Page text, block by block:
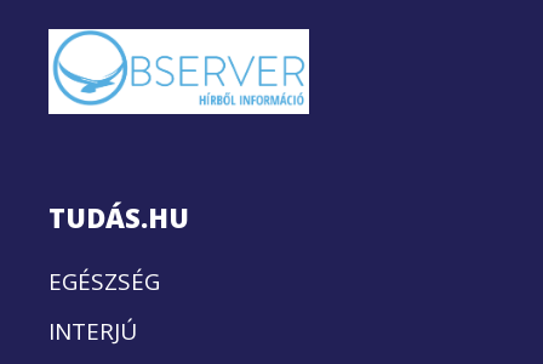
TUDÁS.HU
EGÉSZSÉG
INTERJÚ